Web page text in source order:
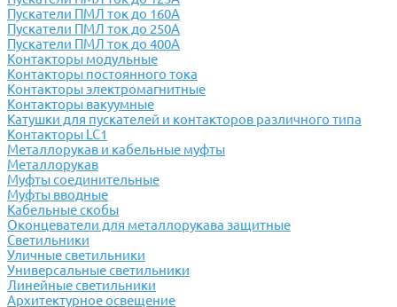
Пускатели ПМЛ ток до 160А
Пускатели ПМЛ ток до 250А
Пускатели ПМЛ ток до 400А
Контакторы модульные
Контакторы постоянного тока
Контакторы электромагнитные
Контакторы вакуумные
Катушки для пускателей и контакторов различного типа
Контакторы LC1
Металлорукав и кабельные муфты
Металлорукав
Муфты соединительные
Муфты вводные
Кабельные скобы
Оконцеватели для металлорукава защитные
Светильники
Уличные светильники
Универсальные светильники
Линейные светильники
Архитектурное освещение